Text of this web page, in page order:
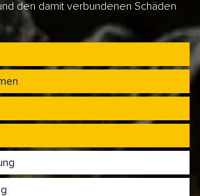
den damit verbundenen Schäden